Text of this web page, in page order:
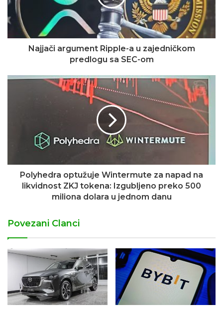
Najjači argument Ripple-a u zajedničkom
predlogu sa SEC-om
Polyhedra optužuje Wintermute za napad na
likvidnost ZKJ tokena: Izgubljeno preko 500
miliona dolara u jednom danu
Povezani Clanci